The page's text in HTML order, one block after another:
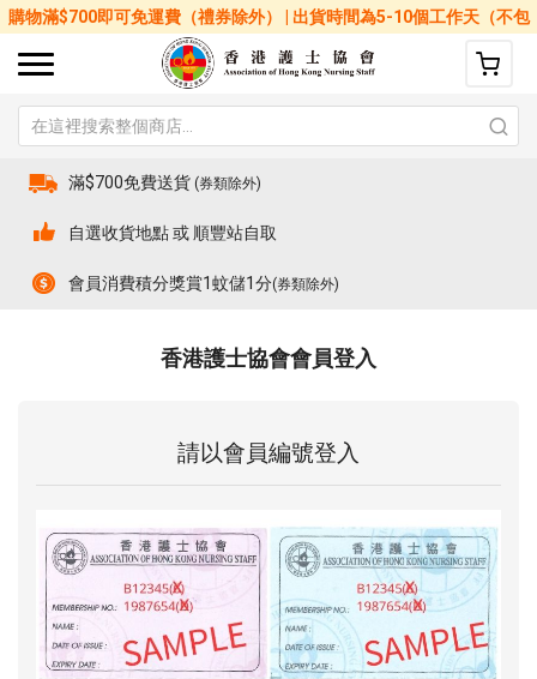
購物滿$700即可免運費（禮券除外） | 出貨時間為5-10個工作天（不包
括星期六、日及公眾假期）
滿$700免費送貨 (券類除外)
自選收貨地點 或 順豐站自取
會員消費積分獎賞1蚊儲1分(券類除外)
香港護士協會會員登入
請以會員編號登入